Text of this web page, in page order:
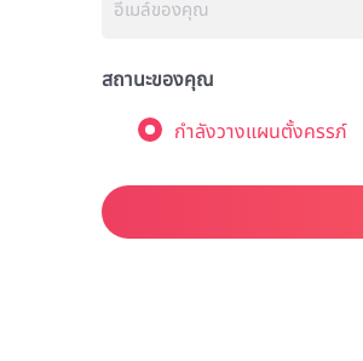
สถานะของคุณ
กำลังวางแผนตั้งครรภ์